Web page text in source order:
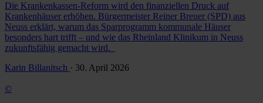
Die Krankenkassen-Reform wird den finanziellen Druck auf
Krankenhäuser erhöhen. Bürgermeister Reiner Breuer (SPD) aus
Neuss erklärt, warum das Sparprogramm kommunale Häuser
besonders hart trifft – und wie das Rheinland Klinikum in Neuss
zukunftsfähig gemacht wird.
Karin Billanitsch · 30. April 2026
©